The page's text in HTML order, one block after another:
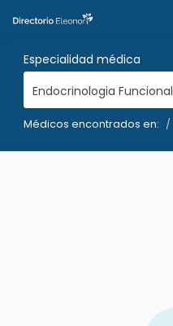
Especialidad médica
Endocrinologia Funcional
Médicos encontrados en: